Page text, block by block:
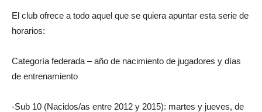
El club ofrece a todo aquel que se quiera apuntar esta serie de
horarios:
Categoría federada – año de nacimiento de jugadores y días
de entrenamiento
-Sub 10 (Nacidos/as entre 2012 y 2015): martes y jueves, de